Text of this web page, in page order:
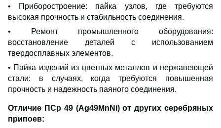
• Приборостроение: пайка узлов, где требуются
высокая прочность и стабильность соединения.
• Ремонт промышленного оборудования:
восстановление деталей с использованием
твердосплавных элементов.
• Пайка изделий из цветных металлов и нержавеющей
стали: в случаях, когда требуются повышенная
прочность и надежность паяного соединения.
Отличие ПСр 49 (Ag49MnNi) от других серебряных
припоев: